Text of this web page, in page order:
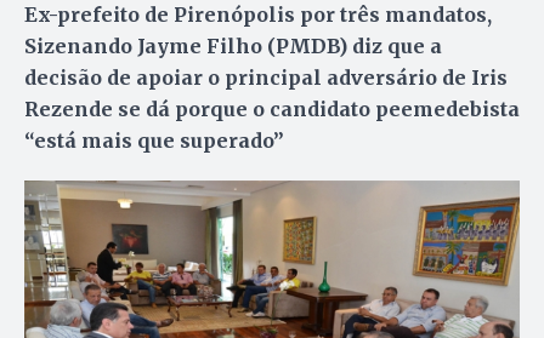
Ex-prefeito de Pirenópolis por três mandatos,
Sizenando Jayme Filho (PMDB) diz que a
decisão de apoiar o principal adversário de Iris
Rezende se dá porque o candidato peemedebista
“está mais que superado”